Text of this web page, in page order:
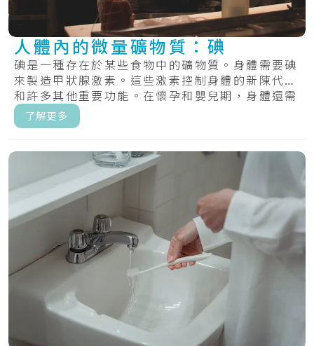
人體內的微量礦物質：碘
碘是一種存在於某些食物中的礦物質。身體需要碘
來製造甲狀腺激素。這些激素控制身體的新陳代謝
和許多其他重要功能。在懷孕和嬰兒期，身體還需
要甲.....
了解更多